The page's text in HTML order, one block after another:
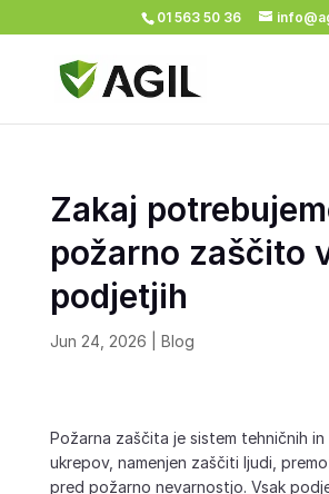
01 563 50 36
Zakaj
požarno zaščito
podjetjih
Jun 24, 2026 Blog
Požarna zaščita je sistem tehničnih
ukrepov, namenjen zaščiti ljudi,
pred požarno nevarnostjo. Vsak